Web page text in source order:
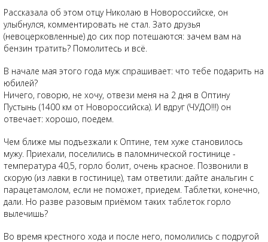
Рассказала об этом отцу Николаю в Новороссийске, он
улыбнулся, комментировать не стал. Зато друзья
(невоцерковленные) до сих пор потешаются: зачем вам на
бензин тратить? Помолитесь и всё.
В начале мая этого года муж спрашивает: что тебе подарить на
юбилей?
Ничего, говорю, не хочу, отвези меня на 2 дня в Оптину
Пустынь (1400 км от Новороссийска). И вдруг (ЧУДО!!!) он
отвечает: хорошо, поедем.
Чем ближе мы подъезжали к Оптине, тем хуже становилось
мужу. Приехали, поселились в паломнической гостинице -
температура 40,5, горло болит, очень красное. Позвонили в
скорую (из лавки в гостинице), там ответили: дайте анальгин с
парацетамолом, если не поможет, приедем. Таблетки, конечно,
дали. Но разве разовым приёмом таких таблеток горло
вылечишь?
Во время крестного хода и после него, помолились с подругой